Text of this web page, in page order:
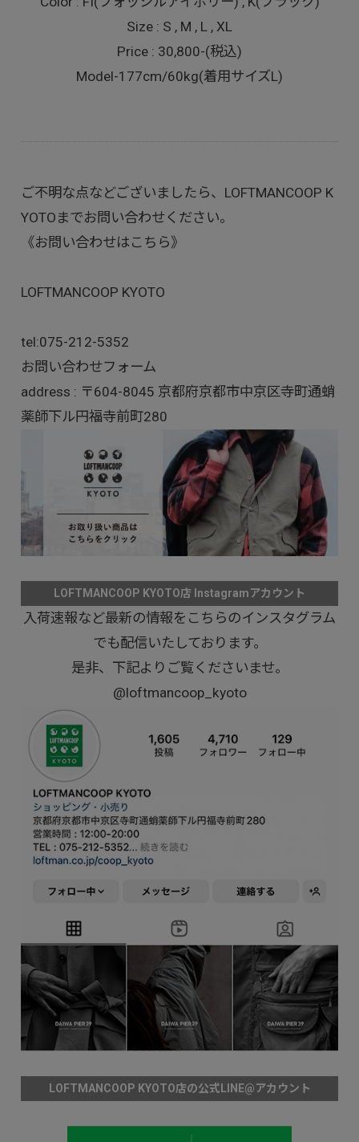
Size : S , M , L , XL
Price : 30,800-(税込)
Model-177cm/60kg(着用サイズL)
ご不明な点などございましたら、LOFTMANCOOP K
YOTOまでお問い合わせください。
《お問い合わせはこちら》
LOFTMANCOOP KYOTO
tel:075-212-5352
お問い合わせフォーム
address : 〒604-8045 京都府京都市中京区寺町通蛸
薬師下ル円福寺前町280
LOFTMANCOOP KYOTO店 Instagramアカウント
入荷速報など最新の情報をこちらのインスタグラム
でも配信いたしております。
是非、下記よりご覧くださいませ。
@loftmancoop_kyoto
LOFTMANCOOP KYOTO店の公式LINE@アカウント